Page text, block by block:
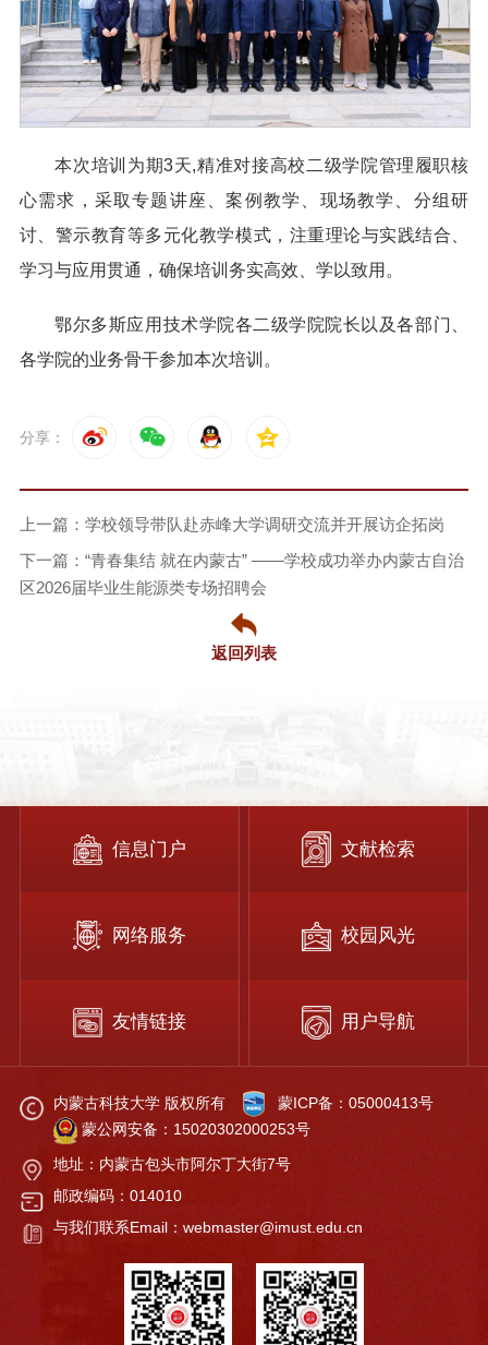
本次培训为期3天,精准对接高校二级学院管理履职核
心需求，采取专题讲座、案例教学、现场教学、分组研
讨、警示教育等多元化教学模式，注重理论与实践结合、
学习与应用贯通，确保培训务实高效、学以致用。
鄂尔多斯应用技术学院各二级学院院长以及各部门、
各学院的业务骨干参加本次培训。
分享：
上一篇：学校领导带队赴赤峰大学调研交流并开展访企拓岗
下一篇：“青春集结 就在内蒙古” ——学校成功举办内蒙古自治
区2026届毕业生能源类专场招聘会
返回列表
信息门户 文献检索
网络服务 校园风光
友情链接 用户导航
内蒙古科技大学 版权所有
蒙ICP备：05000413号
蒙公网安备：15020302000253号
地址：内蒙古包头市阿尔丁大街7号
邮政编码：014010
与我们联系Email：webmaster@imust.edu.cn